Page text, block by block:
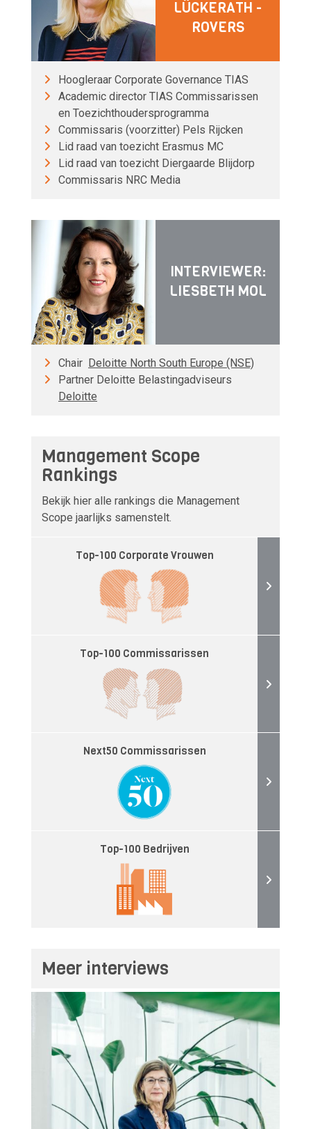
LÜCKERATH -
ROVERS
Hoogleraar Corporate Governance TIAS
Academic director TIAS Commissarissen
en Toezichthoudersprogramma
Commissaris (voorzitter) Pels Rijcken
Lid raad van toezicht Erasmus MC
Lid raad van toezicht Diergaarde Blijdorp
Commissaris NRC Media
INTERVIEWER:
LIESBETH MOL
Chair Deloitte North South Europe (NSE)
Partner Deloitte Belastingadviseurs
Deloitte
Management Scope
Rankings
Bekijk hier alle rankings die Management
Scope jaarlijks samenstelt.
Top-100 Corporate Vrouwen
Top-100 Commissarissen
Next50 Commissarissen
Top-100 Bedrijven
Meer interviews